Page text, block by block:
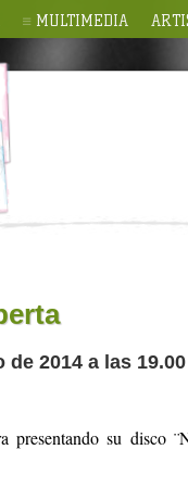
MULTIMEDIA
de 2014 a las
su disco